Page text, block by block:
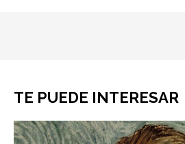
TE PUEDE INTERESAR